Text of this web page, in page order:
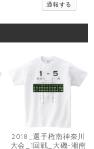
通報する
2018_選手権南神奈川
大会_1回戦_大磯-湘南